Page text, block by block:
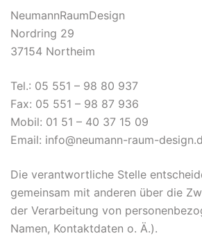
NeumannRaumDesign
Nordring 29
37154 Northeim
Tel.: 05 551 – 98 80 937
Fax: 05 551 – 98 87 936
Mobil: 01 51 – 40 37 15 09
Email: info@neumann-raum-
Die verantwortliche Stelle
gemeinsam mit anderen über die
der Verarbeitung von
Namen, Kontaktdaten o. Ä.).